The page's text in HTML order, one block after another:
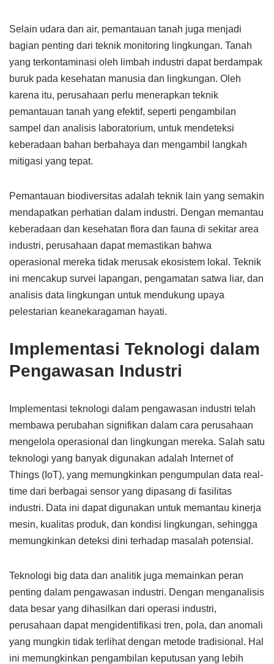
Selain udara dan air, pemantauan tanah juga menjadi
bagian penting dari teknik monitoring lingkungan. Tanah
yang terkontaminasi oleh limbah industri dapat berdampak
buruk pada kesehatan manusia dan lingkungan. Oleh
karena itu, perusahaan perlu menerapkan teknik
pemantauan tanah yang efektif, seperti pengambilan
sampel dan analisis laboratorium, untuk mendeteksi
keberadaan bahan berbahaya dan mengambil langkah
mitigasi yang tepat.
Pemantauan biodiversitas adalah teknik lain yang semakin
mendapatkan perhatian dalam industri. Dengan memantau
keberadaan dan kesehatan flora dan fauna di sekitar area
industri, perusahaan dapat memastikan bahwa
operasional mereka tidak merusak ekosistem lokal. Teknik
ini mencakup survei lapangan, pengamatan satwa liar, dan
analisis data lingkungan untuk mendukung upaya
pelestarian keanekaragaman hayati.
Implementasi Teknologi dalam
Pengawasan Industri
Implementasi teknologi dalam pengawasan industri telah
membawa perubahan signifikan dalam cara perusahaan
mengelola operasional dan lingkungan mereka. Salah satu
teknologi yang banyak digunakan adalah Internet of
Things (IoT), yang memungkinkan pengumpulan data real-
time dari berbagai sensor yang dipasang di fasilitas
industri. Data ini dapat digunakan untuk memantau kinerja
mesin, kualitas produk, dan kondisi lingkungan, sehingga
memungkinkan deteksi dini terhadap masalah potensial.
Teknologi big data dan analitik juga memainkan peran
penting dalam pengawasan industri. Dengan menganalisis
data besar yang dihasilkan dari operasi industri,
perusahaan dapat mengidentifikasi tren, pola, dan anomali
yang mungkin tidak terlihat dengan metode tradisional. Hal
ini memungkinkan pengambilan keputusan yang lebih